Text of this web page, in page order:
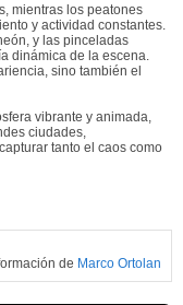
mientras los peatones
y actividad constantes.
y las pinceladas
dinámica de la escena.
sino también el
vibrante y animada,
ciudades,
tanto el caos como
de Marco Ortolan